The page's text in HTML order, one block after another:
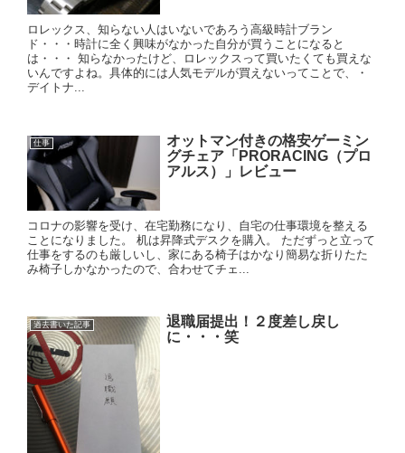
ロレックス、知らない人はいないであろう高級時計ブラン
ド・・・時計に全く興味がなかった自分が買うことになると
は・・・ 知らなかったけど、ロレックスって買いたくても買えな
いんですよね。具体的には人気モデルが買えないってことで、・
デイトナ...
仕事
オットマン付きの格安ゲーミン
グチェア「PRORACING（プロ
アルス）」レビュー
コロナの影響を受け、在宅勤務になり、自宅の仕事環境を整える
ことになりました。 机は昇降式デスクを購入。 ただずっと立って
仕事をするのも厳しいし、家にある椅子はかなり簡易な折りたた
み椅子しかなかったので、合わせてチェ...
過去書いた記事
退職届提出！２度差し戻し
に・・・笑